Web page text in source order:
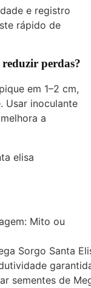
e registro
rápido de
perdas?
em 1–2 cm,
Usar inoculante
a
elisa
Mito ou
Sorgo Santa
sementes de